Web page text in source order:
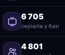
6 705
серіалів у базі
4 801